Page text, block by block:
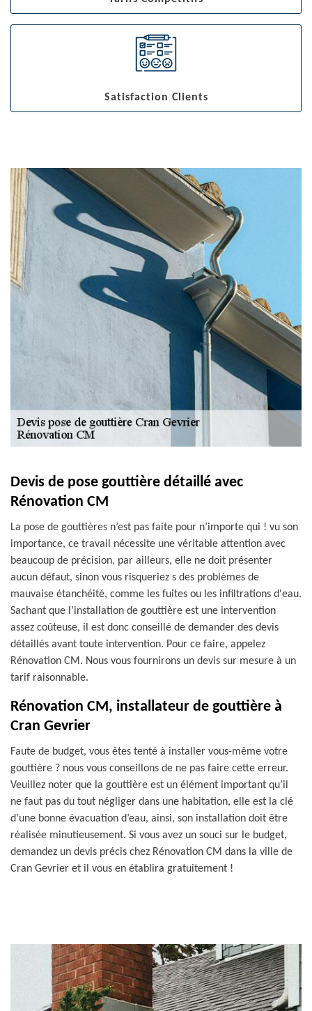
Satisfaction Clients
Devis de pose gouttière détaillé avec
Rénovation CM
La pose de gouttières n’est pas faite pour n’importe qui ! vu son
importance, ce travail nécessite une véritable attention avec
beaucoup de précision, par ailleurs, elle ne doit présenter
aucun défaut, sinon vous risqueriez s des problèmes de
mauvaise étanchéité, comme les fuites ou les infiltrations d'eau.
Sachant que l’installation de gouttière est une intervention
assez coûteuse, il est donc conseillé de demander des devis
détaillés avant toute intervention. Pour ce faire, appelez
Rénovation CM. Nous vous fournirons un devis sur mesure à un
tarif raisonnable.
Rénovation CM, installateur de gouttière à
Cran Gevrier
Faute de budget, vous êtes tenté à installer vous-même votre
gouttière ? nous vous conseillons de ne pas faire cette erreur.
Veuillez noter que la gouttière est un élément important qu’il
ne faut pas du tout négliger dans une habitation, elle est la clé
d’une bonne évacuation d’eau, ainsi, son installation doit être
réalisée minutieusement. Si vous avez un souci sur le budget,
demandez un devis précis chez Rénovation CM dans la ville de
Cran Gevrier et il vous en établira gratuitement !